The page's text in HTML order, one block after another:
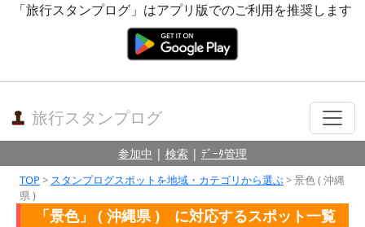
「旅行スタンプログ」はアプリ版でのご利用を推奨します
旅行スタンプログ
参加中 | 検索 | ﾃﾞｰﾀ管理
TOP> スタンプログスポットを地域・カテゴリから選ぶ> 景色 ( 沖縄
県 )
「景色」 ( 沖縄県 ) に対応するスポット一覧